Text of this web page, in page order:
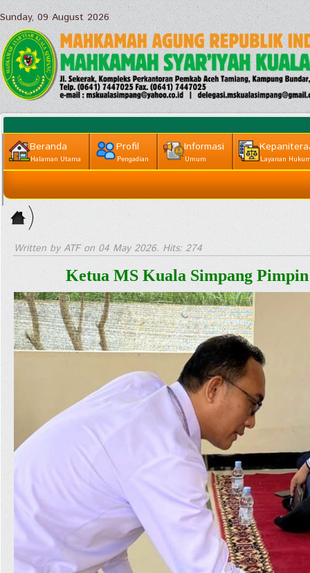
Sunday, 09 August 2026
Beranda
Halaman Utama
Profil
Pengadian
Informasi
Umum Layanan
Informasi
Home
>
Arsip
Berita
MS
Written by ATF on 04 May 2026. Hits: 274
Ketua MS Kuala Simpang